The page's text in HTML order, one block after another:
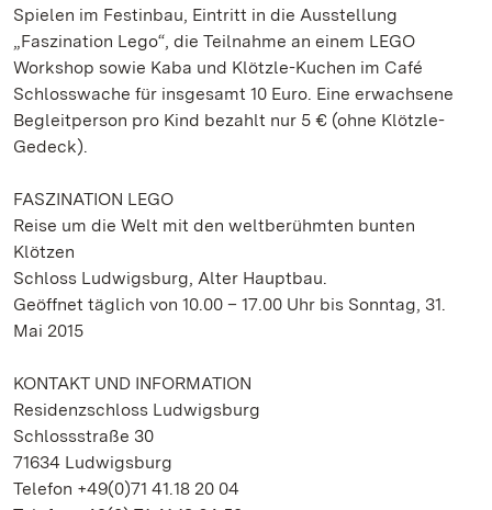
Spielen im Festinbau, Eintritt in die Ausstellung
„Faszination Lego“, die Teilnahme an einem LEGO
Workshop sowie Kaba und Klötzle-Kuchen im Café
Schlosswache für insgesamt 10 Euro. Eine erwachsene
Begleitperson pro Kind bezahlt nur 5 € (ohne Klötzle-
Gedeck).
FASZINATION LEGO
Reise um die Welt mit den weltberühmten bunten
Klötzen
Schloss Ludwigsburg, Alter Hauptbau.
Geöffnet täglich von 10.00 – 17.00 Uhr bis Sonntag, 31.
Mai 2015
KONTAKT UND INFORMATION
Residenzschloss Ludwigsburg
Schlossstraße 30
71634 Ludwigsburg
Telefon +49(0)71 41.18 20 04